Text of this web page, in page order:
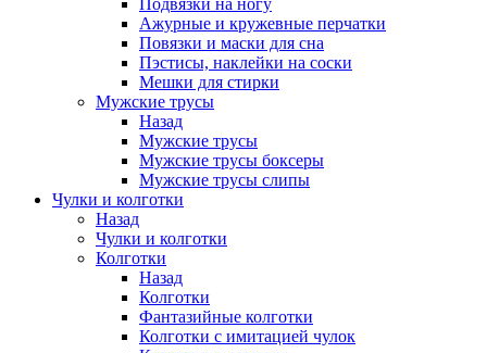
Подвязки на ногу
Ажурные и кружевные перчатки
Повязки и маски для сна
Пэстисы, наклейки на соски
Мешки для стирки
Мужские трусы
Назад
Мужские трусы
Мужские трусы боксеры
Мужские трусы слипы
Чулки и колготки
Назад
Чулки и колготки
Колготки
Назад
Колготки
Фантазийные колготки
Колготки с имитацией чулок